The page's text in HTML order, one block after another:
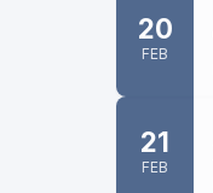
20
FEB
21
FEB